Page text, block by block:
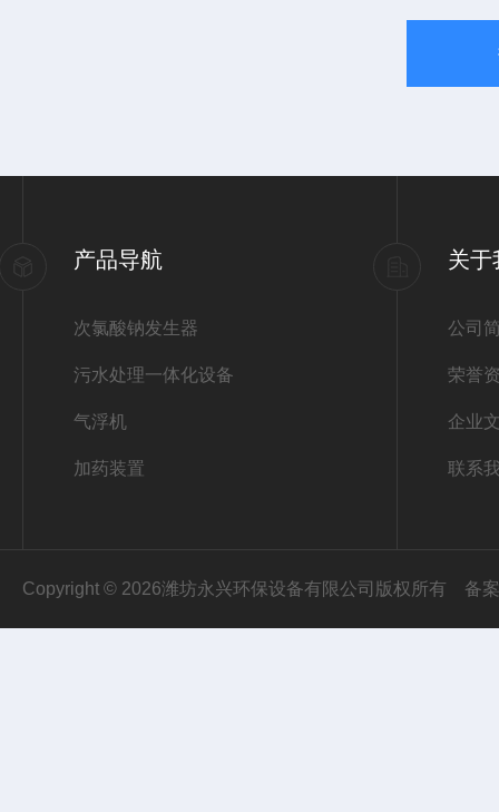
产品导航
次氯酸钠发生器
污水处理一体化设备
气浮机
加药装置
关于
公司
荣誉
企业
联系
Copyright © 2026潍坊永兴环保设备有限公司版权所有 备